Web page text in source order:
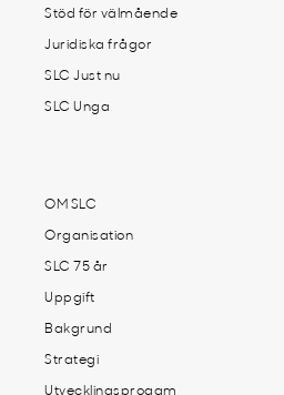
Stöd för välmående
Juridiska frågor
SLC Just nu
SLC Unga
OM SLC
Organisation
SLC 75 år
Uppgift
Bakgrund
Strategi
Utvecklingsprogam